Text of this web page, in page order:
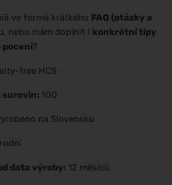
ve formě krátkého FAQ (otázky a
nebo mám doplnit i konkrétní tipy
pocení?
free HCS
surovin: 100
na Slovensku
data výroby: 12 měsíců